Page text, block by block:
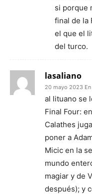
si porque
final de la
el que el
del turco.
lasaliano
20 mayo 2023 En
al lituano se
Final Four:
Calathes
poner a
Micic en la
mundo
magiar y de
después); y